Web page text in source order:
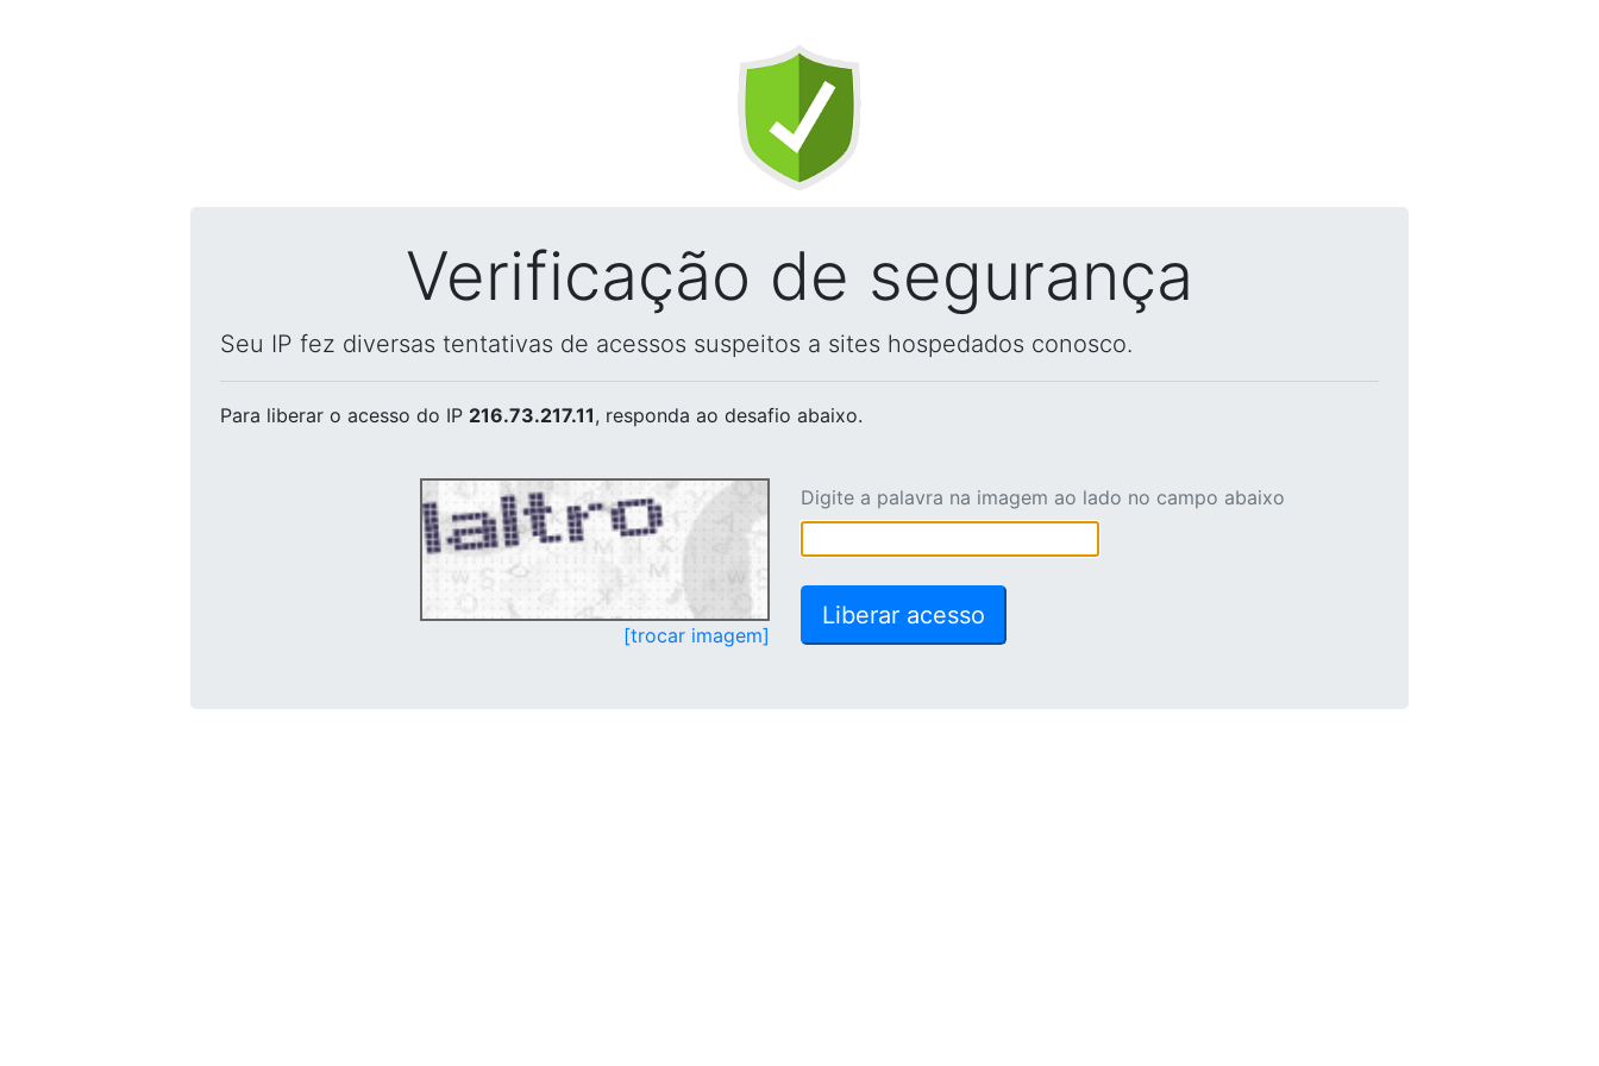
Verificação de segurança
Seu IP fez diversas tentativas de acessos suspeitos a sites hospedados conosco.
Para liberar o acesso do IP 216.73.217.11, responda ao desafio abaixo.
[trocar imagem]
Digite a palavra na imagem ao lado no campo abaixo